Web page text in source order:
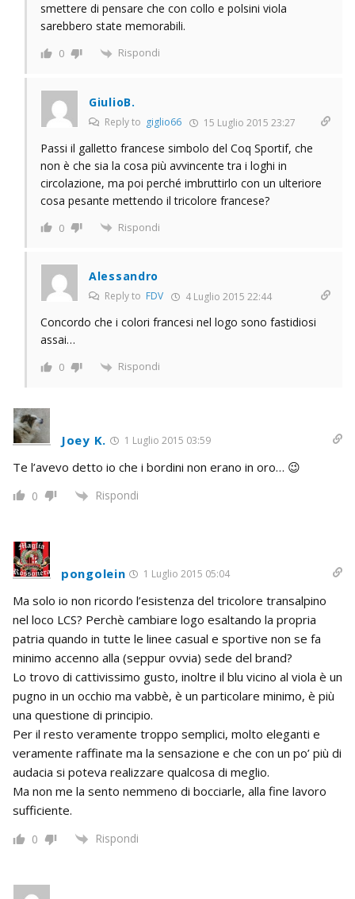
smettere di pensare che con collo e polsini viola
sarebbero state memorabili.
0 Rispondi
GiulioB.
Reply to giglio66 15 Luglio 2015 23:27
Passi il galletto francese simbolo del Coq Sportif, che
non è che sia la cosa più avvincente tra i loghi in
circolazione, ma poi perché imbruttirlo con un ulteriore
cosa pesante mettendo il tricolore francese?
0 Rispondi
Alessandro
Reply to FDV 4 Luglio 2015 22:44
Concordo che i colori francesi nel logo sono fastidiosi
assai…
0 Rispondi
Joey K. 1 Luglio 2015 03:59
Te l’avevo detto io che i bordini non erano in oro… 😉
0 Rispondi
pongolein 1 Luglio 2015 05:04
Ma solo io non ricordo l’esistenza del tricolore transalpino
nel loco LCS? Perchè cambiare logo esaltando la propria
patria quando in tutte le linee casual e sportive non se fa
minimo accenno alla (seppur ovvia) sede del brand?
Lo trovo di cattivissimo gusto, inoltre il blu vicino al viola è un
pugno in un occhio ma vabbè, è un particolare minimo, è più
una questione di principio.
Per il resto veramente troppo semplici, molto eleganti e
veramente raffinate ma la sensazione e che con un po’ più di
audacia si poteva realizzare qualcosa di meglio.
Ma non me la sento nemmeno di bocciarle, alla fine lavoro
sufficiente.
0 Rispondi